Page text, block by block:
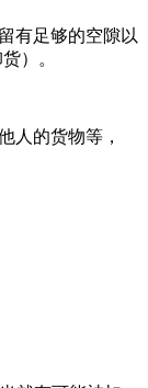
有足够的空隙以
）。
人的货物等，